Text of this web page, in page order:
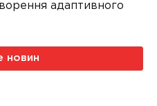
адаптивного
новин